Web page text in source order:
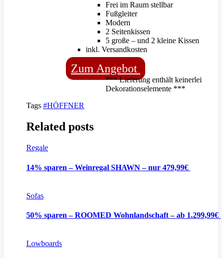
Frei im Raum stellbar
Fußgleiter
Modern
2 Seitenkissen
5 große – und 2 kleine Kissen
inkl. Versandkosten
Zum Angebot
*** Lieferung enthält keinerlei
Dekorationselemente ***
Tags #HÖFFNER
Related posts
Regale
14% sparen – Weinregal SHAWN – nur 479,99€
Sofas
50% sparen – ROOMED Wohnlandschaft – ab 1.299,99€
Lowboards